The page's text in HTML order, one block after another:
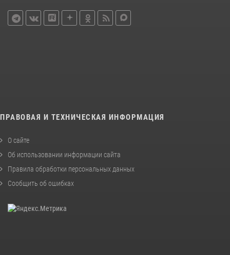
ПРАВОВАЯ И ТЕХНИЧЕСКАЯ ИНФОРМАЦИЯ
О сайте
Об использовании информации сайта
Правила обработки персональных данных
Сообщить об ошибках